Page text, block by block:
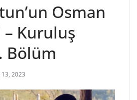
Osman
– Kuruluş
Bölüm
13, 2023